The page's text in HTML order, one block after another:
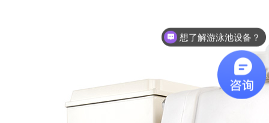
咨询泳池设备价格